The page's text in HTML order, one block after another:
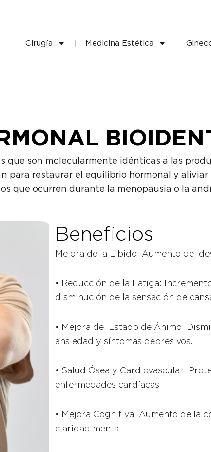
Cirugía Medicina Estética
que son molecularmente idénticas a las
para restaurar el equilibrio hormonal y aliviar
que ocurren durante la menopausia o la
Beneficios
Mejora de la Libido: Aumento del
• Reducción de la Fatiga:
disminución de la sensación de
• Mejora del Estado de Ánimo:
ansiedad y síntomas depresivos.
• Salud Ósea y Cardiovascular:
enfermedades cardíacas.
• Mejora Cognitiva: Aumento de la
claridad mental.